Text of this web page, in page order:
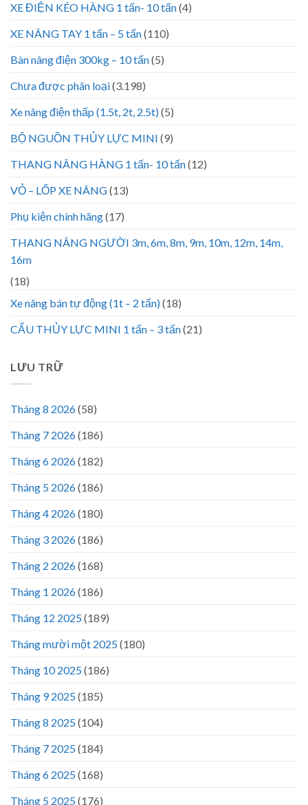
XE ĐIỆN KÉO HÀNG 1 tấn- 10 tấn(4)
XE NÂNG TAY 1 tấn – 5 tấn(110)
Bàn nâng điện 300kg – 10 tấn(5)
Chưa được phân loại(3.198)
Xe nâng điện thấp (1.5t, 2t, 2.5t)(5)
BỘ NGUỒN THỦY LỰC MINI (9)
THANG NÂNG HÀNG 1 tấn- 10 tấn(12)
VỎ – LỐP XE NÂNG(13)
Phụ kiện chính hãng(17)
THANG NÂNG NGƯỜI 3m, 6m, 8m, 9m, 10m, 12m, 14m,
16m
(18)
Xe nâng bán tự động (1t – 2 tấn)(18)
CẨU THỦY LỰC MINI 1 tấn – 3 tấn(21)
LƯU TRỮ
Tháng 8 2026(58)
Tháng 7 2026(186)
Tháng 6 2026(182)
Tháng 5 2026(186)
Tháng 4 2026(180)
Tháng 3 2026(186)
Tháng 2 2026(168)
Tháng 1 2026(186)
Tháng 12 2025(189)
Tháng mười một 2025(180)
Tháng 10 2025(186)
Tháng 9 2025(185)
Tháng 8 2025(104)
Tháng 7 2025(184)
Tháng 6 2025(168)
Tháng 5 2025(176)